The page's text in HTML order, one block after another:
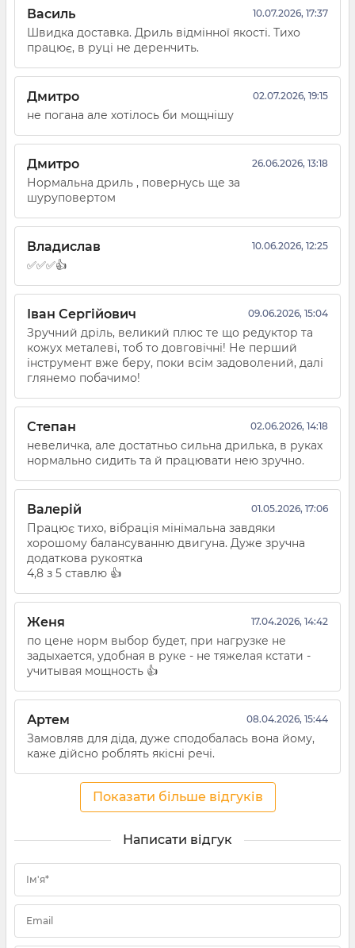
Василь 10.07.2026, 17:37
Швидка доставка. Дриль відмінної якості. Тихо
працює, в руці не деренчить.
Дмитро 02.07.2026, 19:15
не погана але хотілось би мощнішу
Дмитро 26.06.2026, 13:18
Нормальна дриль , повернусь ще за
шуруповертом
Владислав 10.06.2026, 12:25
✅✅✅👍
Іван Сергійович 09.06.2026, 15:04
Зручний дріль, великий плюс те що редуктор та
кожух металеві, тоб то довговічні! Не перший
інструмент вже беру, поки всім задоволений, далі
глянемо побачимо!
Степан 02.06.2026, 14:18
невеличка, але достатньо сильна дрилька, в руках
нормально сидить та й працювати нею зручно.
Валерій 01.05.2026, 17:06
Працює тихо, вібрація мінімальна завдяки
хорошому балансуванню двигуна. Дуже зручна
додаткова рукоятка
4,8 з 5 ставлю 👍
Женя 17.04.2026, 14:42
по цене норм выбор будет, при нагрузке не
задыхается, удобная в руке - не тяжелая кстати -
учитывая мощность 👍
Артем 08.04.2026, 15:44
Замовляв для діда, дуже сподобалась вона йому,
каже дійсно роблять якісні речі.
Показати більше відгуків
Написати відгук
Ім'я*
Email